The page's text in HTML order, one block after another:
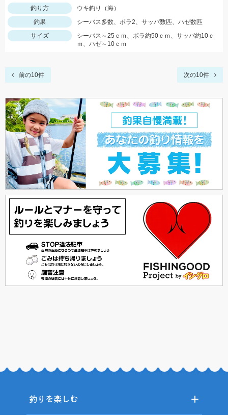
釣り方
ウキ釣り（海）
釣果
シーバス多数、ボラ2、サッパ数匹、ハゼ数匹
サイズ
シーバス～25ｃｍ、ボラ約50ｃｍ、サッパ約10ｃ
ｍ、ハゼ～10ｃｍ
前の10件 次の10件
釣りを楽しむ